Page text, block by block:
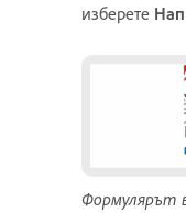
изберете
Формулярът